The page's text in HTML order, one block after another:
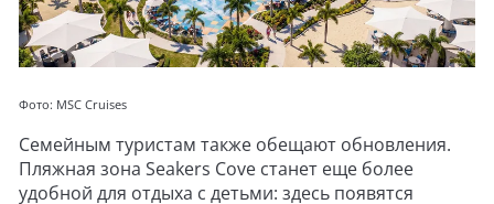
Фото: MSC Cruises
Семейным туристам также обещают обновления.
Пляжная зона Seakers Cove станет еще более
удобной для отдыха с детьми: здесь появятся